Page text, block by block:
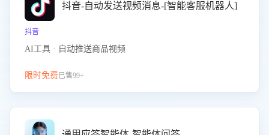
抖音-自动发送视频消息-[智能客服机器人]
抖音
AI工具 · 自动推送商品视频
限时免费已售99+